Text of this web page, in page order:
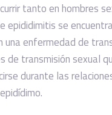
tanto en hombres
epididimitis se
una enfermedad de
de transmisión sexual
durante las